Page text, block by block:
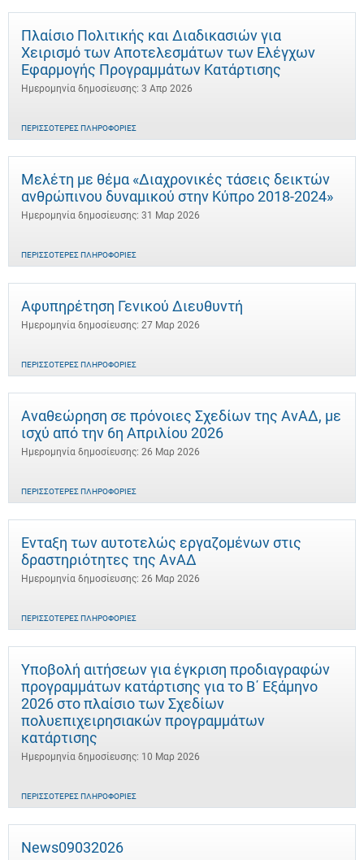
Πλαίσιο Πολιτικής και Διαδικασιών για
Χειρισμό των Αποτελεσμάτων των Ελέγχων
Εφαρμογής Προγραμμάτων Κατάρτισης
Ημερομηνία δημοσίευσης: 3 Απρ 2026
ΠΕΡΙΣΣΌΤΕΡΕΣ ΠΛΗΡΟΦΟΡΊΕΣ
Μελέτη με θέμα «Διαχρονικές τάσεις δεικτών
ανθρώπινου δυναμικού στην Κύπρο 2018-2024»
Ημερομηνία δημοσίευσης: 31 Μαρ 2026
ΠΕΡΙΣΣΌΤΕΡΕΣ ΠΛΗΡΟΦΟΡΊΕΣ
Αφυπηρέτηση Γενικού Διευθυντή
Ημερομηνία δημοσίευσης: 27 Μαρ 2026
ΠΕΡΙΣΣΌΤΕΡΕΣ ΠΛΗΡΟΦΟΡΊΕΣ
Αναθεώρηση σε πρόνοιες Σχεδίων της ΑνΑΔ, με
ισχύ από την 6η Απριλίου 2026
Ημερομηνία δημοσίευσης: 26 Μαρ 2026
ΠΕΡΙΣΣΌΤΕΡΕΣ ΠΛΗΡΟΦΟΡΊΕΣ
Ένταξη των αυτοτελώς εργαζομένων στις
δραστηριότητες της ΑνΑΔ
Ημερομηνία δημοσίευσης: 26 Μαρ 2026
ΠΕΡΙΣΣΌΤΕΡΕΣ ΠΛΗΡΟΦΟΡΊΕΣ
Υποβολή αιτήσεων για έγκριση προδιαγραφών
προγραμμάτων κατάρτισης για το Β΄ Εξάμηνο
2026 στο πλαίσιο των Σχεδίων
πολυεπιχειρησιακών προγραμμάτων
κατάρτισης
Ημερομηνία δημοσίευσης: 10 Μαρ 2026
ΠΕΡΙΣΣΌΤΕΡΕΣ ΠΛΗΡΟΦΟΡΊΕΣ
News09032026